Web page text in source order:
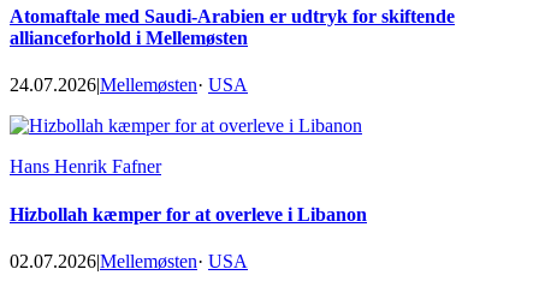
Atomaftale med Saudi-Arabien er udtryk for skiftende
allianceforhold i Mellemøsten
24.07.2026|Mellemøsten· USA
Hans Henrik Fafner
Hizbollah kæmper for at overleve i Libanon
02.07.2026|Mellemøsten· USA